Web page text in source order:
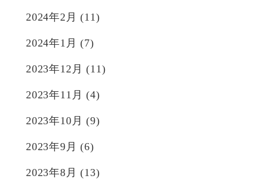
2024年2月 (11)
2024年1月 (7)
2023年12月 (11)
2023年11月 (4)
2023年10月 (9)
2023年9月 (6)
2023年8月 (13)